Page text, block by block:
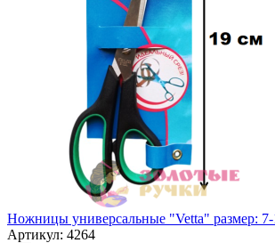
Ножницы универсальные "Vetta" размер:
Артикул: 4264